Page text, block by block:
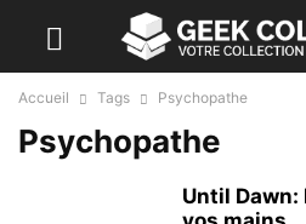
Accueil Tags Psychopathe
Psychopathe
Until